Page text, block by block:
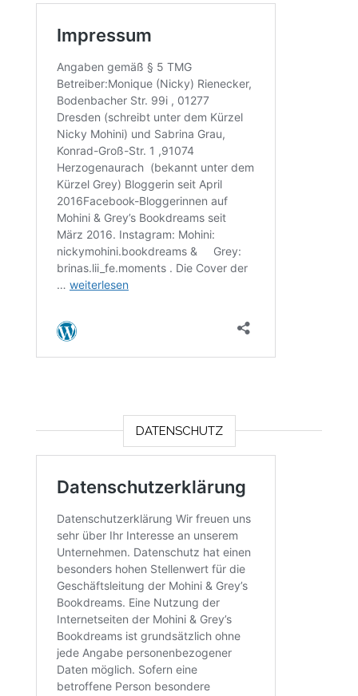
DATENSCHUTZ